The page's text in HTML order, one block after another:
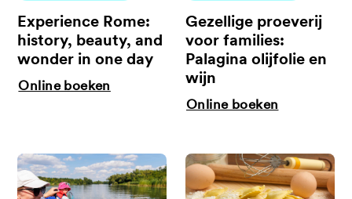
Experience Rome:
history, beauty, and
wonder in one day
Online boeken
Gezellige proeverij
voor families:
Palagina olijfolie en
wijn
Online boeken